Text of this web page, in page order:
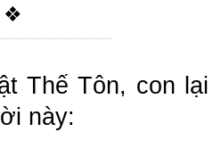
❖
Thế Tôn, con lại
này: